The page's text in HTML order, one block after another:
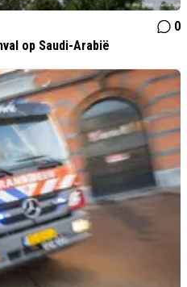
0
op Saudi-Arabië